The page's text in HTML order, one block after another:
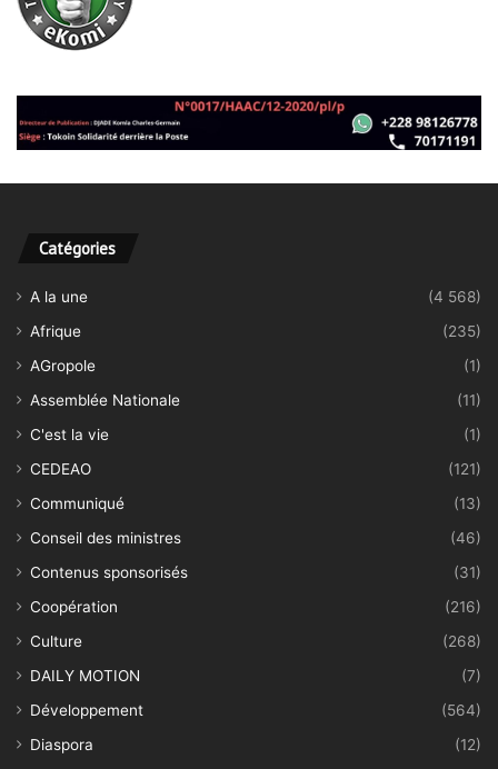
Catégories
A la une
(4 568)
Afrique
(235)
AGropole
(1)
Assemblée Nationale
(11)
C'est la vie
(1)
CEDEAO
(121)
Communiqué
(13)
Conseil des ministres
(46)
Contenus sponsorisés
(31)
Coopération
(216)
Culture
(268)
DAILY MOTION
(7)
Développement
(564)
Diaspora
(12)